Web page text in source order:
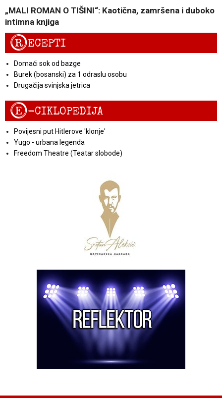
„MALI ROMAN O TIŠINI“: Kaotična, zamršena i duboko
intimna knjiga
RECEPTI
Domaći sok od bazge
Burek (bosanski) za 1 odraslu osobu
Drugačija svinjska jetrica
E-CIKLOPEDIJA
Povijesni put Hitlerove 'klonje'
Yugo - urbana legenda
Freedom Theatre (Teatar slobode)